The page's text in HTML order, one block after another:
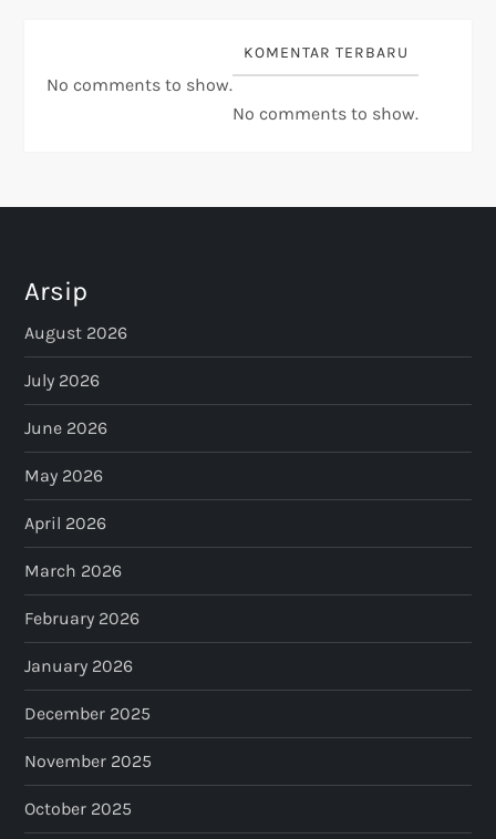
No comments to show.
KOMENTAR TERBARU
No comments to show.
Arsip
August 2026
July 2026
June 2026
May 2026
April 2026
March 2026
February 2026
January 2026
December 2025
November 2025
October 2025